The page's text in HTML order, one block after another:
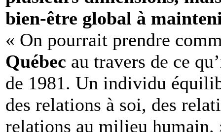
bien-être global à
« On pourrait prendre
Québec au travers de ce
de 1981. Un individu
des relations à soi, des
relations au milieu humain.